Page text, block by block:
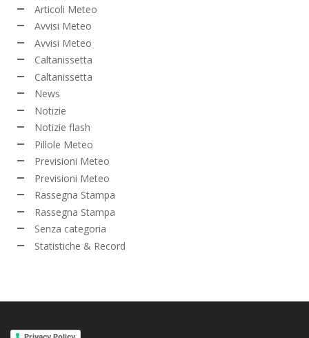
Articoli Meteo
Avvisi Meteo
Avvisi Meteo
Caltanissetta
Caltanissetta
News
Notizie
Notizie flash
Pillole Meteo
Previsioni Meteo
Previsioni Meteo
Rassegna Stampa
Rassegna Stampa
Senza categoria
Statistiche & Record